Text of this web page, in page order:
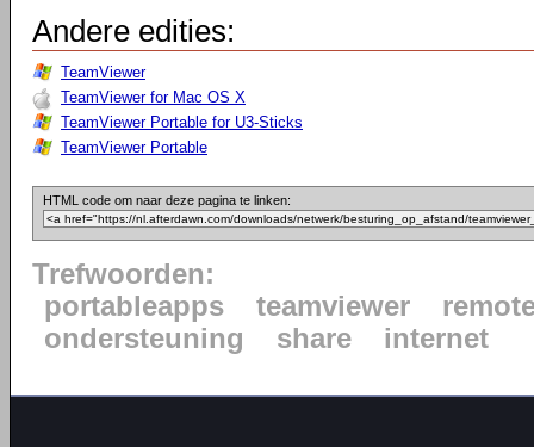
Andere edities:
TeamViewer
TeamViewer for Mac OS X
TeamViewer Portable for U3-Sticks
TeamViewer Portable
HTML code om naar deze pagina te linken:
Trefwoorden:
portableapps
teamviewer
ondersteuning
share internet